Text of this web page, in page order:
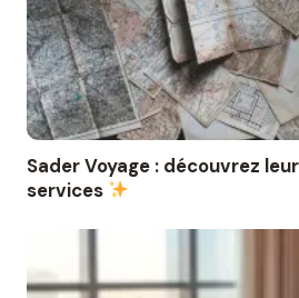
Sader Voyage : découvrez
services